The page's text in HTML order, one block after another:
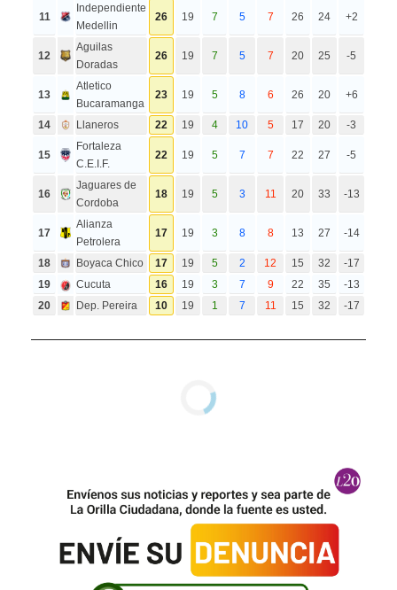
11
Independiente
Medellin
26 19 7 5 7 26 24 +2
12
Aguilas
Doradas
26 19 7 5 7 20 25 -5
13
Atletico
Bucaramanga
23 19 5 8 6 26 20 +6
14 Llaneros 22 19 4 10 5 17 20 -3
15
Fortaleza
C.E.I.F.
22 19 5 7 7 22 27 -5
16
Jaguares de
Cordoba
18 19 5 3 11 20 33 -13
17
Alianza
Petrolera
17 19 3 8 8 13 27 -14
18 Boyaca Chico 17 19 5 2 12 15 32
-17
19
Cucuta 16 19 3 7 9 22 35
-13
20
Dep. Pereira 10 19 1 7 11 15 32 -17